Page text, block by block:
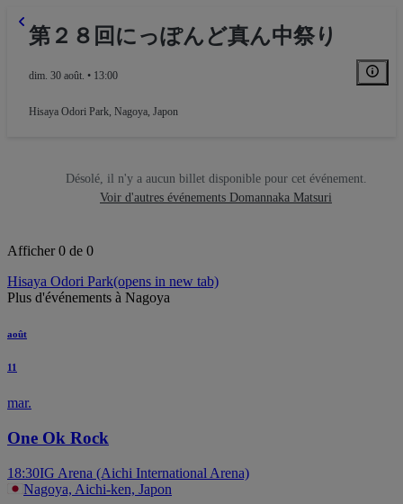
第２８回にっぽんど真ん中祭り
dim. 30 août. • 13:00
Hisaya Odori Park, Nagoya, Japon
Désolé, il n'y a aucun billet disponible pour cet événement.
Voir d'autres événements Domannaka Matsuri
Afficher 0 de 0
Hisaya Odori Park(opens in new tab)
Plus d'événements à Nagoya
août
11
mar.
One Ok Rock
18:30IG Arena (Aichi International Arena)
Nagoya, Aichi-ken, Japon